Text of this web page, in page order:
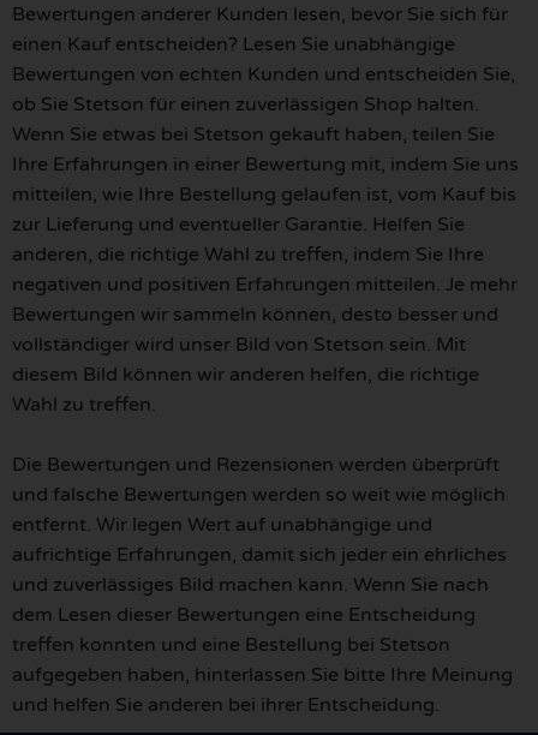
Bewertungen anderer Kunden lesen, bevor Sie sich für
einen Kauf entscheiden? Lesen Sie unabhängige
Bewertungen von echten Kunden und entscheiden Sie,
ob Sie Stetson für einen zuverlässigen Shop halten.
Wenn Sie etwas bei Stetson gekauft haben, teilen Sie
Ihre Erfahrungen in einer Bewertung mit, indem Sie uns
mitteilen, wie Ihre Bestellung gelaufen ist, vom Kauf bis
zur Lieferung und eventueller Garantie. Helfen Sie
anderen, die richtige Wahl zu treffen, indem Sie Ihre
negativen und positiven Erfahrungen mitteilen. Je mehr
Bewertungen wir sammeln können, desto besser und
vollständiger wird unser Bild von Stetson sein. Mit
diesem Bild können wir anderen helfen, die richtige
Wahl zu treffen.
Die Bewertungen und Rezensionen werden überprüft
und falsche Bewertungen werden so weit wie möglich
entfernt. Wir legen Wert auf unabhängige und
aufrichtige Erfahrungen, damit sich jeder ein ehrliches
und zuverlässiges Bild machen kann. Wenn Sie nach
dem Lesen dieser Bewertungen eine Entscheidung
treffen konnten und eine Bestellung bei Stetson
aufgegeben haben, hinterlassen Sie bitte Ihre Meinung
und helfen Sie anderen bei ihrer Entscheidung.